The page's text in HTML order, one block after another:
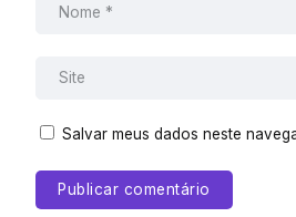
Salvar meus dados neste